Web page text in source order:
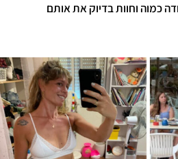
כמוה וחוות בדיוק את אותם